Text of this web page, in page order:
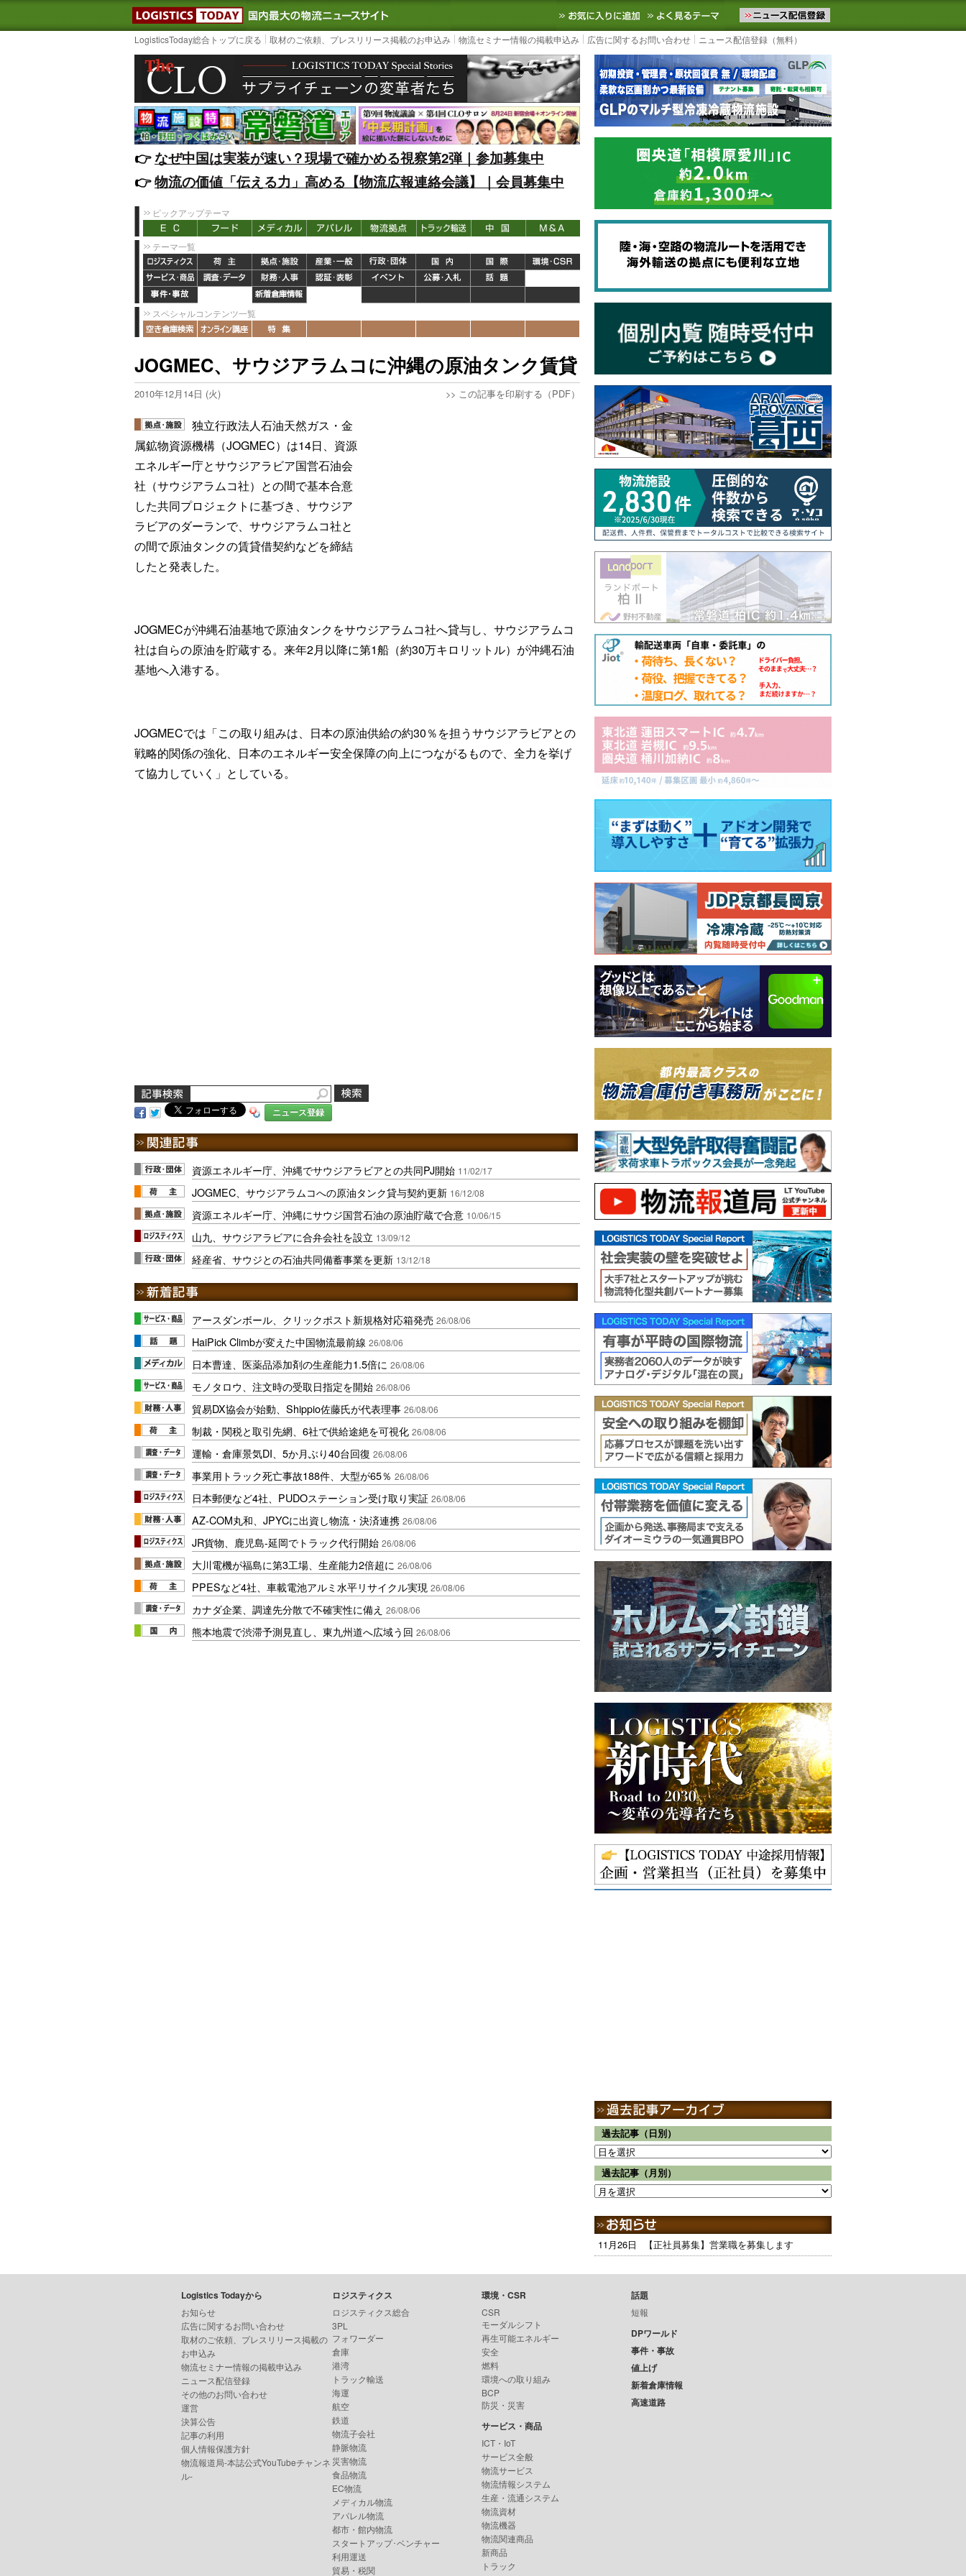
LOGISTICS TODAY｜国内最大の物流ニュースサイト3PL, SCMなど国内外の最新の物流ニュースをお届けします。物流ニュースメール配信を登録す
お気に入りに追加 よく見るテーマ
LogisticsToday総合トップに戻る 取材のご依頼、プレスリリース掲載のお申込み 物流セミナー情報の掲載申込み 広告に関するお問い合わせ ニュース配信登録（無料）
👉️なぜ中国は実装が速い？現場で確かめる視察第2弾｜参加募集中
👉️物流の価値「伝える力」高める【物流広報連絡会議】｜会員募集中
ピックアップテーマ
テーマ一覧
スペシャルコンテンツ一覧
JOGMEC、サウジアラムコに沖縄の原油タンク賃貸
2010年12月14日 (火) >> この記事を印刷する（PDF）
独立行政法人石油天然ガス・金
属鉱物資源機構（JOGMEC）は14日、資源
エネルギー庁とサウジアラビア国営石油会
社（サウジアラムコ社）との間で基本合意
した共同プロジェクトに基づき、サウジア
ラビアのダーランで、サウジアラムコ社と
の間で原油タンクの賃貸借契約などを締結
したと発表した。
JOGMECが沖縄石油基地で原油タンクをサウジアラムコ社へ貸与し、サウジアラムコ
社は自らの原油を貯蔵する。来年2月以降に第1船（約30万キロリットル）が沖縄石油
基地へ入港する。
JOGMECでは「この取り組みは、日本の原油供給の約30％を担うサウジアラビアとの
戦略的関係の強化、日本のエネルギー安全保障の向上につながるもので、全力を挙げ
て協力していく」としている。
ニュース登録
資源エネルギー庁、沖縄でサウジアラビアとの共同PJ開始 11/02/17
JOGMEC、サウジアラムコへの原油タンク貸与契約更新 16/12/08
資源エネルギー庁、沖縄にサウジ国営石油の原油貯蔵で合意 10/06/15
山九、サウジアラビアに合弁会社を設立 13/09/12
経産省、サウジとの石油共同備蓄事業を更新 13/12/18
アースダンボール、クリックポスト新規格対応箱発売 26/08/06
HaiPick Climbが変えた中国物流最前線 26/08/06
日本曹達、医薬品添加剤の生産能力1.5倍に 26/08/06
モノタロウ、注文時の受取日指定を開始 26/08/06
貿易DX協会が始動、Shippio佐藤氏が代表理事 26/08/06
制裁・関税と取引先網、6社で供給途絶を可視化 26/08/06
運輸・倉庫景気DI、5か月ぶり40台回復 26/08/06
事業用トラック死亡事故188件、大型が65％ 26/08/06
日本郵便など4社、PUDOステーション受け取り実証 26/08/06
AZ-COM丸和、JPYCに出資し物流・決済連携 26/08/06
JR貨物、鹿児島-延岡でトラック代行開始 26/08/06
大川電機が福島に第3工場、生産能力2倍超に 26/08/06
PPESなど4社、車載電池アルミ水平リサイクル実現 26/08/06
カナダ企業、調達先分散で不確実性に備え 26/08/06
熊本地震で渋滞予測見直し、東九州道へ広域う回 26/08/06
過去記事（日別）
過去記事（月別）
11月26日 【正社員募集】営業職を募集します
Logistics Todayから
お知らせ
広告に関するお問い合わせ
取材のご依頼、プレスリリース掲載の
お申込み
物流セミナー情報の掲載申込み
ニュース配信登録
その他のお問い合わせ
運営
決算公告
記事の利用
個人情報保護方針
物流報道局-本誌公式YouTubeチャンネ
ル-
ロジスティクス
ロジスティクス総合
3PL
フォワーダー
倉庫
港湾
トラック輸送
海運
航空
鉄道
物流子会社
静脈物流
災害物流
食品物流
EC物流
メディカル物流
アパレル物流
都市・館内物流
スタートアップ･ベンチャー
利用運送
貿易・税関
環境・CSR
CSR
モーダルシフト
再生可能エネルギー
安全
燃料
環境への取り組み
BCP
防災・災害
サービス・商品
ICT・IoT
サービス全般
物流サービス
物流情報システム
生産・流通システム
物流資材
物流機器
物流関連商品
新商品
トラック
話題
短報
DPワールド
事件・事故
値上げ
新着倉庫情報
高速道路